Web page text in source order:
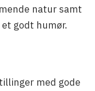
natur samt
godt humør.
med gode